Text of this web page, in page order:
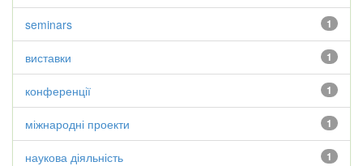
1
seminars
1
виставки
1
конференції
1
міжнародні проекти
1
наукова діяльність